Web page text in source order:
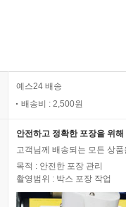
예스24 배송
배송비 : 2,500원
안전하고 정확한 포장을 위
고객님께 배송되는 모든 상
목적 : 안전한 포장 관리
촬영범위 : 박스 포장 작업